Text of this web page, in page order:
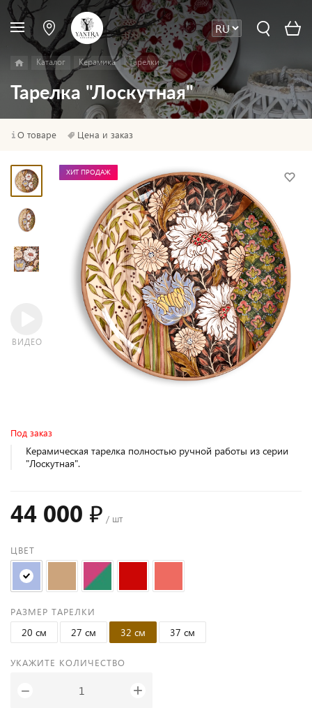
Каталог Керамика Тарелки
Тарелка "Лоскутная"
О товаре Цена и заказ
ВИДЕО
ХИТ ПРОДАЖ
Под заказ
Керамическая тарелка полностью ручной работы из серии
"Лоскутная".
44 000 ₽ / шт
ЦВЕТ
РАЗМЕР ТАРЕЛКИ
20 см 27 см 32 см 37 см
УКАЖИТЕ КОЛИЧЕСТВО
− +